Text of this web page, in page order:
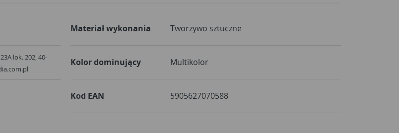
lok. 202, 40-
Materiał wykonania Tworzywo sztuczne
Kolor dominujący Multikolor
Kod EAN 5905627070588